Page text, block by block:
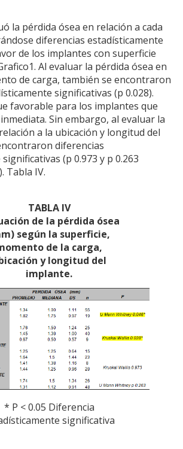
la pérdida ósea en relación a cada
diferencias estadísticamente
de los implantes con superficie
Al evaluar la pérdida ósea en
de carga, también se encontraron
significativas (p 0.028).
favorable para los implantes que
Sin embargo, al evaluar la
a la ubicación y longitud del
diferencias
(p 0.973 y p 0.263
Tabla IV.
TABLA IV
de la pérdida ósea
según la superficie,
de la carga,
y longitud del
implante.
* P < 0.05 Diferencia
significativa